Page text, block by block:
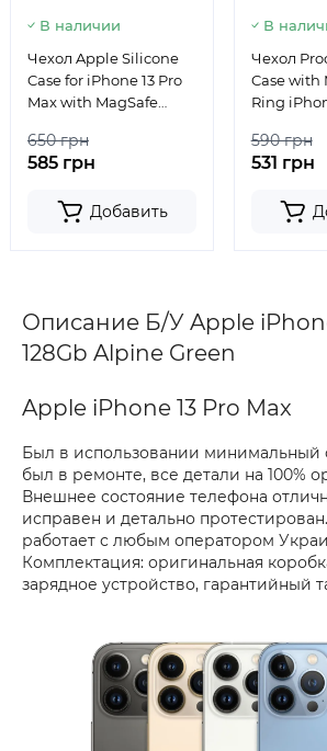
В наличии
Чехол Apple Silicone
Case for iPhone 13 Pro
Max with MagSafe
650 грн
585 грн
Добавить
В
Чехол
Case with
Ring
590 грн
531 грн
Описание Б/У Apple
128Gb Alpine Green
Apple iPhone 13 Pro Max
Был в использовании минимальный
был в ремонте, все детали на 100%
Внешнее состояние телефона
исправен и детально
работает с любым оператором
Комплектация: оригинальная
зарядное устройство, гарантийный